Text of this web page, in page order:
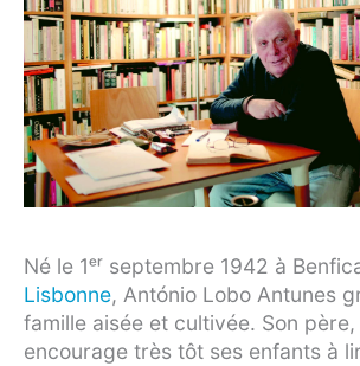
Né le 1ᵉʳ septembre 1942 à
Lisbonne, António Lobo Antunes
famille aisée et cultivée. Son
encourage très tôt ses enfants à